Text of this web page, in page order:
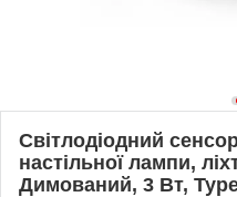
Світлодіодний
настільної лампи,
Димований, 3 Вт,